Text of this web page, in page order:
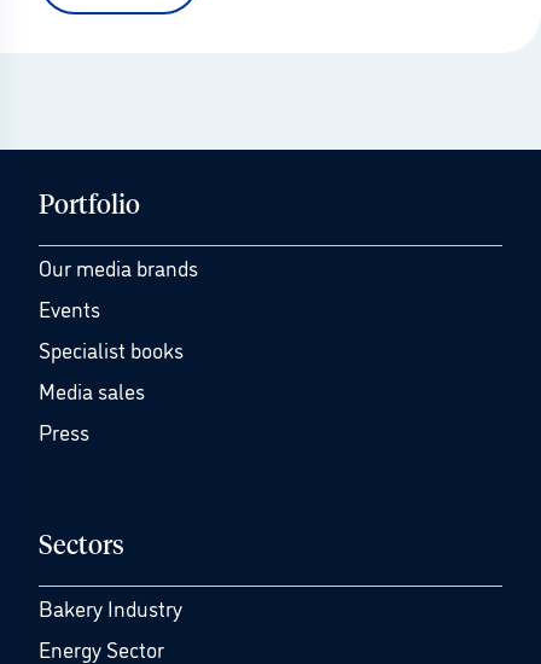
Portfolio
Our media brands
Events
Specialist books
Media sales
Press
Sectors
Bakery Industry
Energy Sector